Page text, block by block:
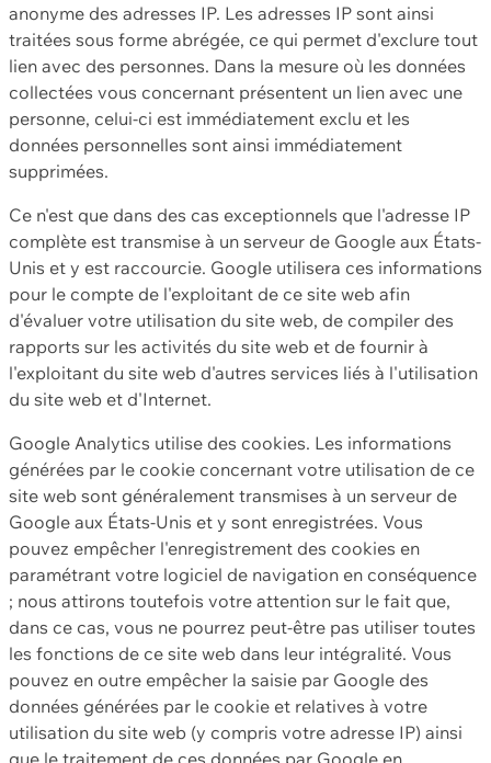
anonyme des adresses IP. Les adresses IP sont ainsi
traitées sous forme abrégée, ce qui permet d'exclure tout
lien avec des personnes. Dans la mesure où les données
collectées vous concernant présentent un lien avec une
personne, celui-ci est immédiatement exclu et les
données personnelles sont ainsi immédiatement
supprimées.
Ce n'est que dans des cas exceptionnels que l'adresse IP
complète est transmise à un serveur de Google aux États-
Unis et y est raccourcie. Google utilisera ces informations
pour le compte de l'exploitant de ce site web afin
d'évaluer votre utilisation du site web, de compiler des
rapports sur les activités du site web et de fournir à
l'exploitant du site web d'autres services liés à l'utilisation
du site web et d'Internet.
Google Analytics utilise des cookies. Les informations
générées par le cookie concernant votre utilisation de ce
site web sont généralement transmises à un serveur de
Google aux États-Unis et y sont enregistrées. Vous
pouvez empêcher l'enregistrement des cookies en
paramétrant votre logiciel de navigation en conséquence
; nous attirons toutefois votre attention sur le fait que,
dans ce cas, vous ne pourrez peut-être pas utiliser toutes
les fonctions de ce site web dans leur intégralité. Vous
pouvez en outre empêcher la saisie par Google des
données générées par le cookie et relatives à votre
utilisation du site web (y compris votre adresse IP) ainsi